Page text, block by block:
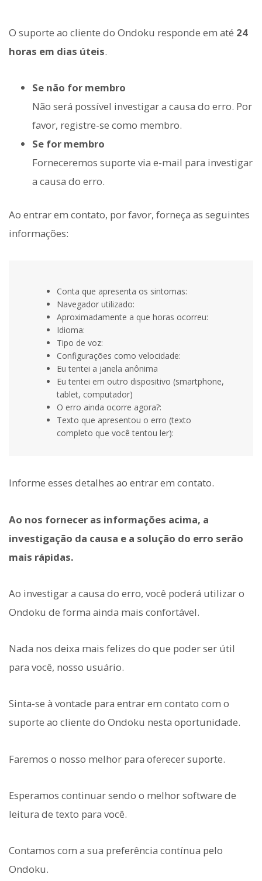
O suporte ao cliente do Ondoku responde em até 24
horas em dias úteis.
Se não for membro
Não será possível investigar a causa do erro. Por
favor, registre-se como membro.
Se for membro
Forneceremos suporte via e-mail para investigar
a causa do erro.
Ao entrar em contato, por favor, forneça as seguintes
informações:
Conta que apresenta os sintomas:
Navegador utilizado:
Aproximadamente a que horas ocorreu:
Idioma:
Tipo de voz:
Configurações como velocidade:
Eu tentei a janela anônima
Eu tentei em outro dispositivo (smartphone,
tablet, computador)
O erro ainda ocorre agora?:
Texto que apresentou o erro (texto
completo que você tentou ler):
Informe esses detalhes ao entrar em contato.
Ao nos fornecer as informações acima, a
investigação da causa e a solução do erro serão
mais rápidas.
Ao investigar a causa do erro, você poderá utilizar o
Ondoku de forma ainda mais confortável.
Nada nos deixa mais felizes do que poder ser útil
para você, nosso usuário.
Sinta-se à vontade para entrar em contato com o
suporte ao cliente do Ondoku nesta oportunidade.
Faremos o nosso melhor para oferecer suporte.
Esperamos continuar sendo o melhor software de
leitura de texto para você.
Contamos com a sua preferência contínua pelo
Ondoku.